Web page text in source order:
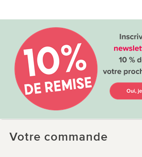
Votre commande